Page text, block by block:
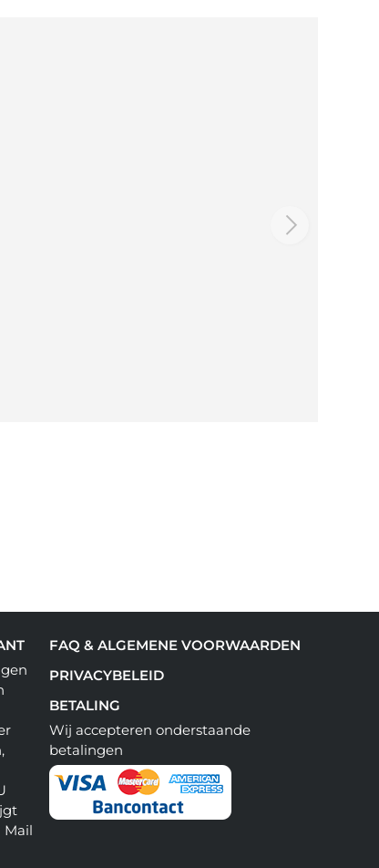
Mail
FAQ & ALGEMENE VOORWAARDEN
PRIVACYBELEID
BETALING
Wij accepteren onderstaande
betalingen